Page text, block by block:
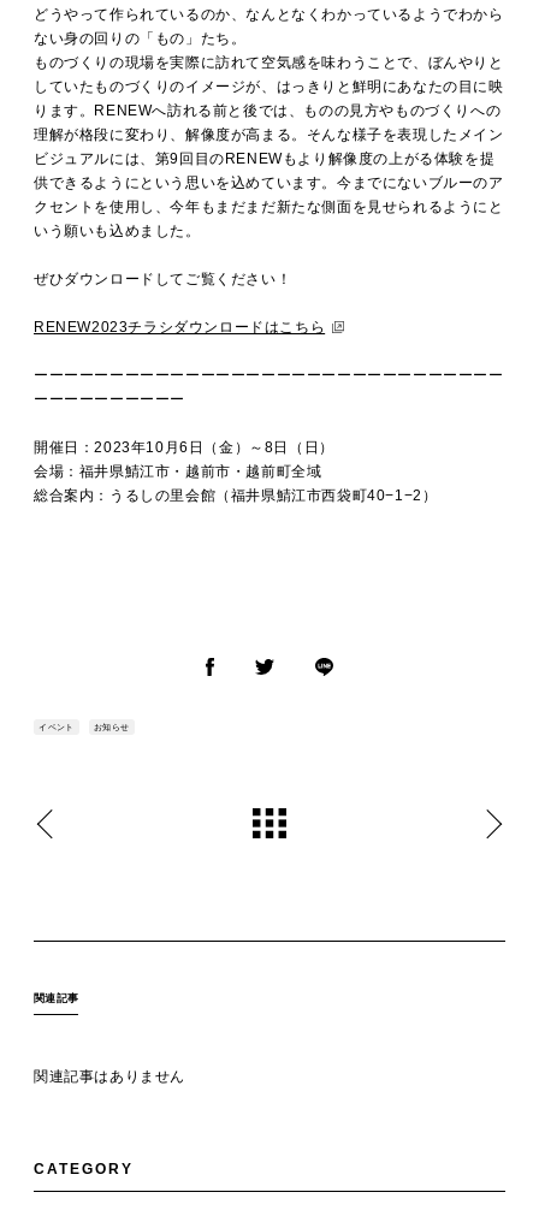
ACCESS / STAY
CONTACT
どうやって作られているのか、なんとなくわかっているようでわから
ない身の回りの「もの」たち。
ものづくりの現場を実際に訪れて空気感を味わうことで、ぼんやりと
していたものづくりのイメージが、はっきりと鮮明にあなたの目に映
ります。RENEWへ訪れる前と後では、ものの見方やものづくりへの
理解が格段に変わり、解像度が高まる。そんな様子を表現したメイン
ビジュアルには、第9回目のRENEWもより解像度の上がる体験を提
供できるようにという思いを込めています。今までにないブルーのア
クセントを使用し、今年もまだまだ新たな側面を見せられるようにと
いう願いも込めました。
ぜひダウンロードしてご覧ください！
RENEW2023チラシダウンロードはこちら
ーーーーーーーーーーーーーーーーーーーーーーーーーーーーーーー
ーーーーーーーーーー
開催日：2023年10月6日（金）～8日（日）
会場：福井県鯖江市・越前市・越前町全域
総合案内：うるしの里会館（福井県鯖江市西袋町40−1−2）
イベント お知らせ
関連記事
関連記事はありません
CATEGORY